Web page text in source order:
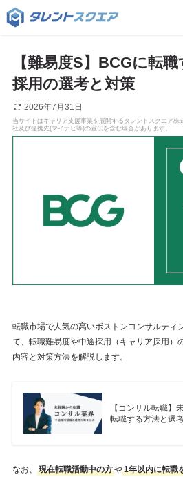
【難易度S】BCGに転
採用の選考と対策
2026年7月31日
転職市場で人気の高いボストンコンサルティ
て、転職難易度や中途採用（キャリア採用）
内容と対策方法を解説します。
【コンサル転職】
転職する方法と選
なお、 現在転職活動中の方や1年以内に転職